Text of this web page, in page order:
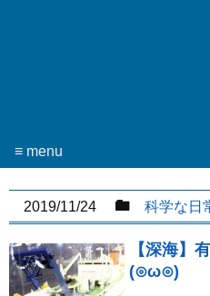
≡ menu
2019/11/24 科学な日
【深海】
(⊙ω⊙)